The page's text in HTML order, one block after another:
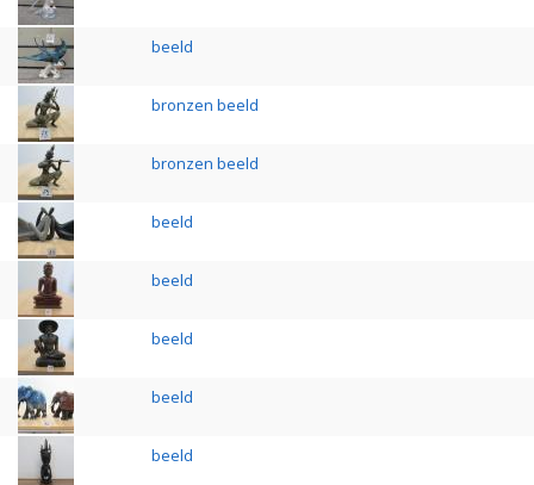
beeld
bronzen beeld
bronzen beeld
beeld
beeld
beeld
beeld
beeld